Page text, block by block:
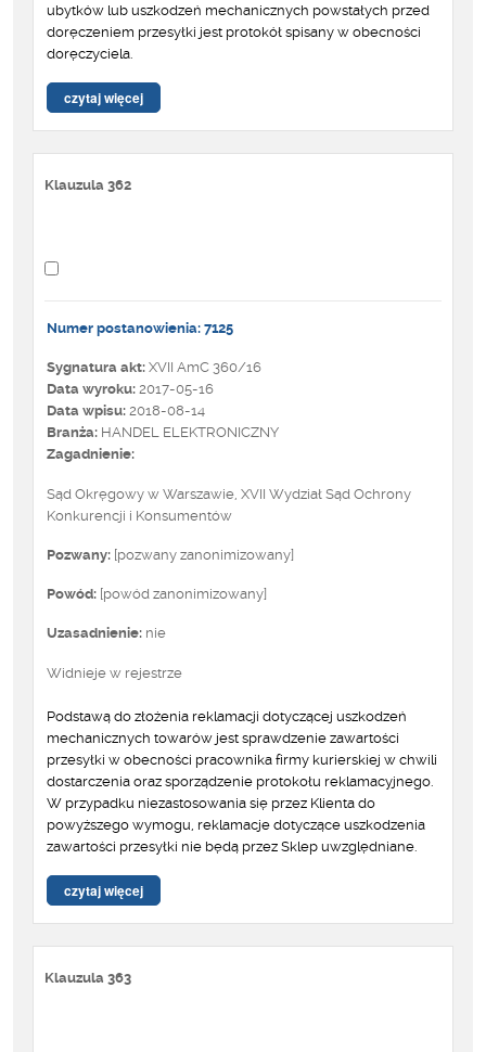
ubytków lub uszkodzeń mechanicznych powstałych przed
doręczeniem przesyłki jest protokół spisany w obecności
doręczyciela.
czytaj więcej
Klauzula 362
Numer postanowienia: 7125
Sygnatura akt: XVII AmC 360/16
Data wyroku: 2017-05-16
Data wpisu: 2018-08-14
Branża: HANDEL ELEKTRONICZNY
Zagadnienie:
Sąd Okręgowy w Warszawie, XVII Wydział Sąd Ochrony
Konkurencji i Konsumentów
Pozwany: [pozwany zanonimizowany]
Powód: [powód zanonimizowany]
Uzasadnienie: nie
Widnieje w rejestrze
Podstawą do złożenia reklamacji dotyczącej uszkodzeń
mechanicznych towarów jest sprawdzenie zawartości
przesyłki w obecności pracownika firmy kurierskiej w chwili
dostarczenia oraz sporządzenie protokołu reklamacyjnego.
W przypadku niezastosowania się przez Klienta do
powyższego wymogu, reklamacje dotyczące uszkodzenia
zawartości przesyłki nie będą przez Sklep uwzględniane.
czytaj więcej
Klauzula 363